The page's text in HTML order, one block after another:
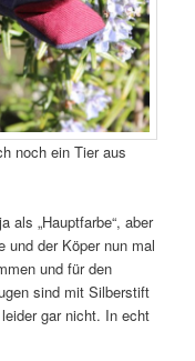
noch ein Tier aus
als „Hauptfarbe“, aber
und der Köper nun mal
und für den
sind mit Silberstift
gar nicht. In echt